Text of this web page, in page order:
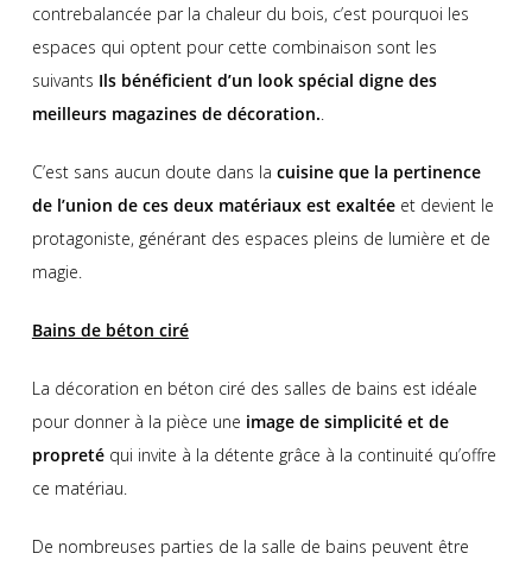
contrebalancée par la chaleur du bois, c’est pourquoi les
espaces qui optent pour cette combinaison sont les
suivants Ils bénéficient d’un look spécial digne des
meilleurs magazines de décoration.
C’est sans aucun doute dans la cuisine que la pertinence
de l’union de ces deux matériaux est exaltéeet devient le
protagoniste, générant des espaces pleins de lumière et de
magie.
Bains de béton ciré
La décoration en béton ciré des salles de bains est idéale
pour donner à la pièce une image de simplicité et de
propretéqui invite à la détente grâce à la continuité qu’offre
ce matériau.
De nombreuses parties de la salle de bains peuvent être